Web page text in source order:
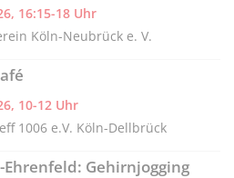
16:15-18 Uhr
Köln-Neubrück e. V.
10-12 Uhr
1006 e.V. Köln-Dellbrück
Ehrenfeld: Gehirnjogging